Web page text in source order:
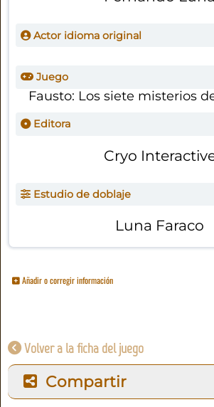
Actor idioma original
Juego
Fausto: Los siete misterios
Editora
Cryo
Estudio de doblaje
Luna Faraco
Añadir o corregir información
Volver a la ficha del juego
Compartir